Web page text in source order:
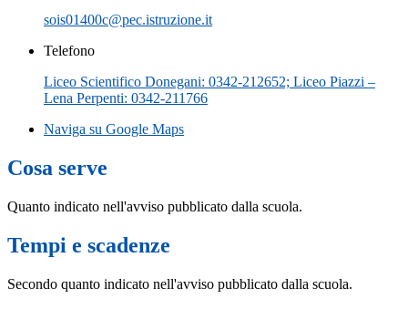
sois01400c@pec.istruzione.it
Telefono
Liceo Scientifico Donegani: 0342-212652; Liceo Piazzi –
Lena Perpenti: 0342-211766
Naviga su Google Maps
Cosa serve
Quanto indicato nell'avviso pubblicato dalla scuola.
Tempi e scadenze
Secondo quanto indicato nell'avviso pubblicato dalla scuola.